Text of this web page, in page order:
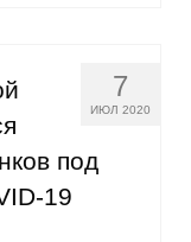
7
ИЮЛ 2020
под
19